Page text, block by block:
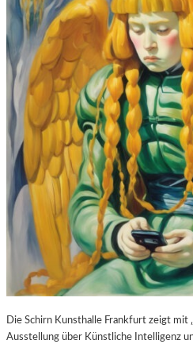
Die Schirn Kunsthalle Frankfurt zeigt mit
Ausstellung über Künstliche Intelligenz